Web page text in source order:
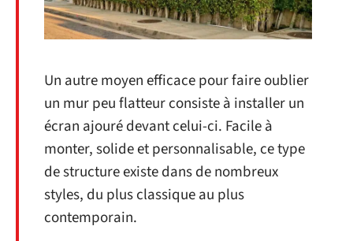
Un autre moyen efficace pour faire oublier
un mur peu flatteur consiste à installer un
écran ajouré devant celui-ci. Facile à
monter, solide et personnalisable, ce type
de structure existe dans de nombreux
styles, du plus classique au plus
contemporain.